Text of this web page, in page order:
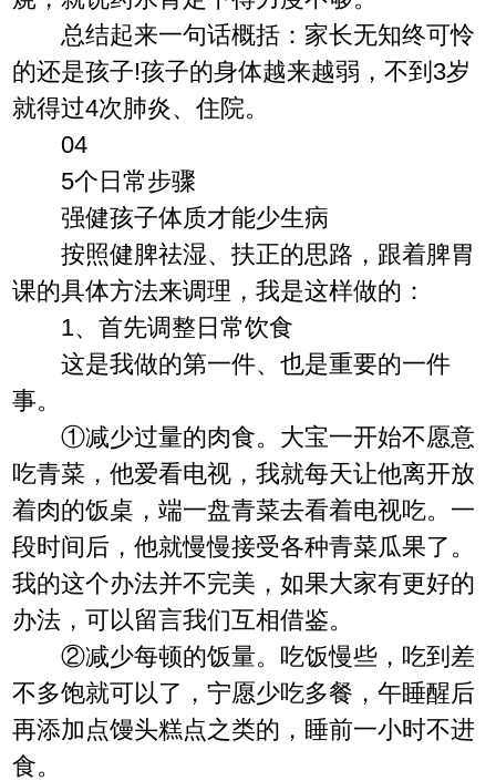
总结起来一句话概括：家长无知终可怜
的还是孩子!孩子的身体越来越弱，不到3岁
就得过4次肺炎、住院。
04
5个日常步骤
强健孩子体质才能少生病
按照健脾祛湿、扶正的思路，跟着脾胃
课的具体方法来调理，我是这样做的：
1、首先调整日常饮食
这是我做的第一件、也是重要的一件
事。
①减少过量的肉食。大宝一开始不愿意
吃青菜，他爱看电视，我就每天让他离开放
着肉的饭桌，端一盘青菜去看着电视吃。一
段时间后，他就慢慢接受各种青菜瓜果了。
我的这个办法并不完美，如果大家有更好的
办法，可以留言我们互相借鉴。
②减少每顿的饭量。吃饭慢些，吃到差
不多饱就可以了，宁愿少吃多餐，午睡醒后
再添加点馒头糕点之类的，睡前一小时不进
食。